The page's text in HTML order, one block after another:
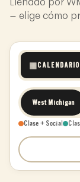
— elige cómo
▦CALENDARIO
West Michigan
Clase + Social